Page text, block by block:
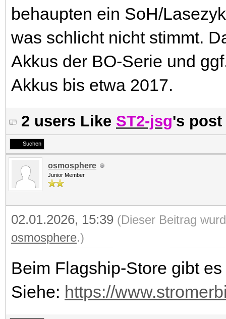
behaupten ein SoH/
was schlicht nicht stimmt.
Akkus der BO-Serie und
Akkus bis etwa 2017.
2 users Like ST2-jsg's post
Suchen
osmosphere
Junior Member
02.01.2026, 15:39 (Dieser Beitrag
osmosphere.)
Beim Flagship-Store gibt
Siehe: https://